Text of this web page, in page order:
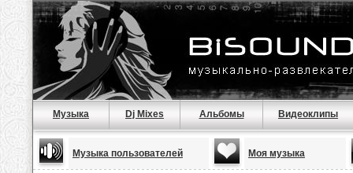
Музыка Dj Mixes Альбомы Видеоклипы
Музыка пользователей Моя музыка